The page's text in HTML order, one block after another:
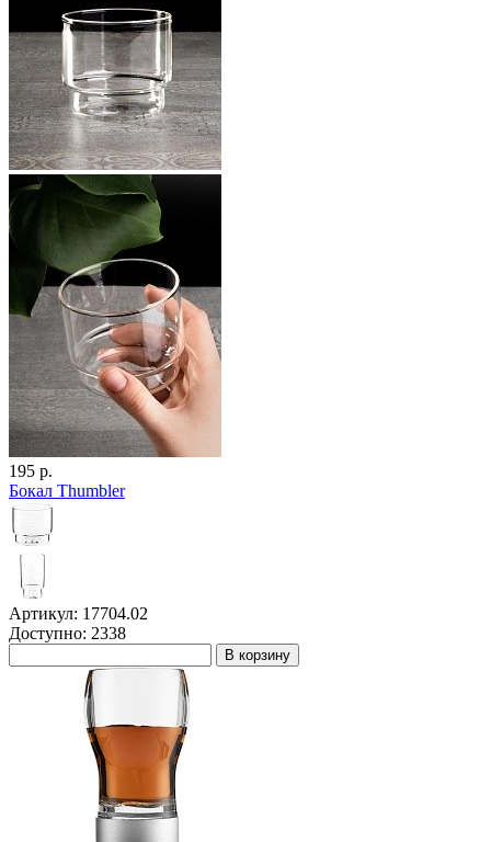
195 р.
Бокал Thumbler
Артикул: 17704.02
Доступно: 2338
В корзину